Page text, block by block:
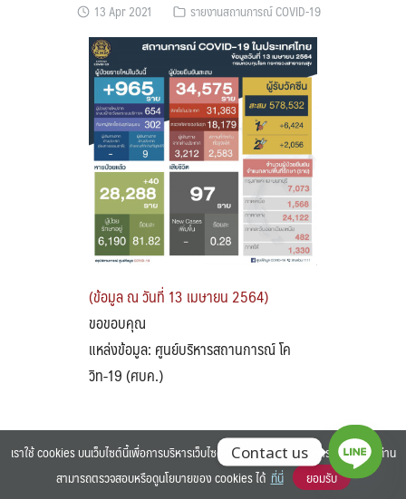
Search
13 Apr 2021 รายงานสถานการณ์ COVID-19
(ข้อมูล ณ วันที่ 13 เมษายน 2564)
ขอขอบคุณ
แหล่งข้อมูล: ศูนย์บริหารสถานการณ์ โค
วิท-19 (ศบค.)
©2025 BANGKOK UNIVERSITY. ALL RIGHTS RESERVED.
เราใช้ cookies บนเว็บไซต์นี้เพื่อการบริหารเว็บไซต์ และเพิ่มประสิทธิภาพการใช้งานของท่าน
สามารถตรวจสอบหรือดูนโยบายของ cookies ได้ ที่นี่ ยอมรับ
Contact us